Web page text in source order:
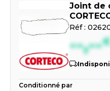
Joint de
Réf :
--,--€
Conditionné par